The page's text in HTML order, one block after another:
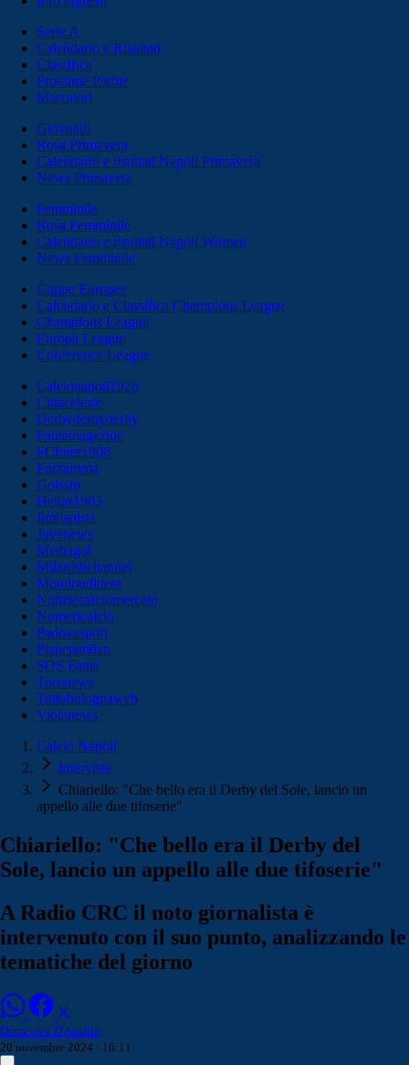
Serie A
Calendario e Risultati
Classifica
Prossime Partite
Marcatori
Giovanili
Rosa Primavera
Calendario e risultati Napoli Primavera
News Primavera
Femminile
Rosa Femminile
Calendario e risultati Napoli Women
News Femminile
Coppe Europee
Calendario e Classifica Champions League
Champions League
Europa League
Conference League
Calcionapoli1926
Cittaceleste
Derbyderbyderby
Fantamagazine
FCInter1908
Forzaroma
Golssip
Hellas1903
Ilmilanista
Juvenews
Mediagol
Milanistichannel
Mondoudinese
Notiziecalciomercato
Numericalcio
Padovasport
Pianetamilan
SOS Fanta
Toronews
Tuttobolognaweb
Violanews
Calcio Napoli
Interviste
Chiariello: "Che bello era il Derby del Sole, lancio un
appello alle due tifoserie"
Chiariello: "Che bello era il Derby del
Sole, lancio un appello alle due tifoserie"
A Radio CRC il noto giornalista è
intervenuto con il suo punto, analizzando le
tematiche del giorno
Domenico D'Ausilio
20 novembre 2024 - 16:11